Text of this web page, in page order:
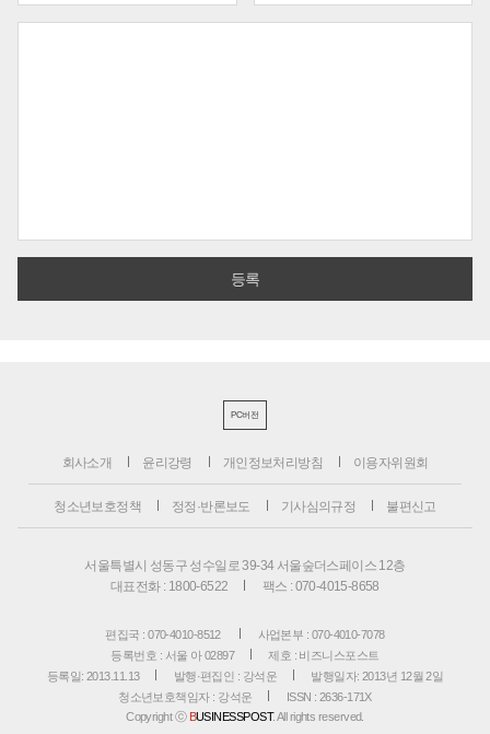
PC버전
회사소개 윤리강령 개인정보처리방침 이용자위원회
청소년보호정책 정정·반론보도 기사심의규정 불편신고
서울특별시 성동구 성수일로 39-34 서울숲더스페이스 12층
대표전화 : 1800-6522
팩스 : 070-4015-8658
편집국 : 070-4010-8512
사업본부 : 070-4010-7078
등록번호 : 서울 아 02897
제호 : 비즈니스포스트
등록일: 2013.11.13
발행·편집인 : 강석운
발행일자: 2013년 12월 2일
청소년보호책임자 : 강석운
ISSN : 2636-171X
Copyright ⓒ BUSINESSPOST. All rights reserved.